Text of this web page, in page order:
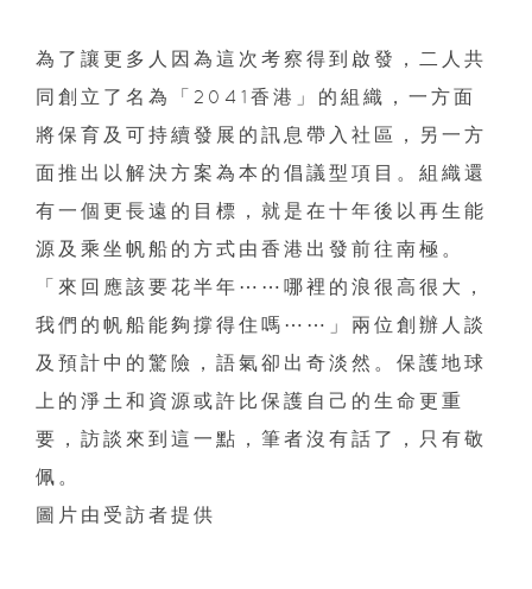
為了讓更多人因為這次考察得到啟發，二人共
同創立了名為「2041香港」的組織，一方面
將保育及可持續發展的訊息帶入社區，另一方
面推出以解決方案為本的倡議型項目。組織還
有一個更長遠的目標，就是在十年後以再生能
源及乘坐帆船的方式由香港出發前往南極。
「來回應該要花半年⋯⋯哪裡的浪很高很大，
我們的帆船能夠撐得住嗎⋯⋯」兩位創辦人談
及預計中的驚險，語氣卻出奇淡然。保護地球
上的淨土和資源或許比保護自己的生命更重
要，訪談來到這一點，筆者沒有話了，只有敬
佩。
圖片由受訪者提供